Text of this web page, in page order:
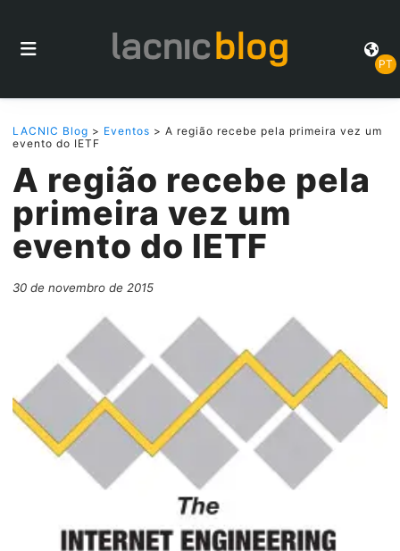
PT
LACNIC Blog > Eventos > A região recebe pela primeira vez um
evento do IETF
A região recebe pela
primeira vez um
evento do IETF
30 de novembro de 2015